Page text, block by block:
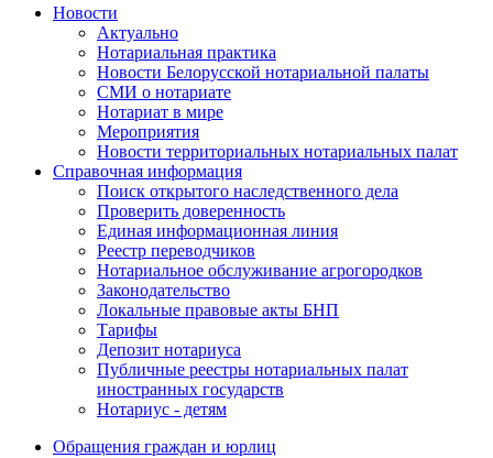
Новости
Актуально
Нотариальная практика
Новости Белорусской нотариальной палаты
СМИ о нотариате
Нотариат в мире
Мероприятия
Новости территориальных нотариальных палат
Справочная информация
Поиск открытого наследственного дела
Проверить доверенность
Единая информационная линия
Реестр переводчиков
Нотариальное обслуживание агрогородков
Законодательство
Локальные правовые акты БНП
Тарифы
Депозит нотариуса
Публичные реестры нотариальных палат
иностранных государств
Нотариус - детям
Обращения граждан и юрлиц